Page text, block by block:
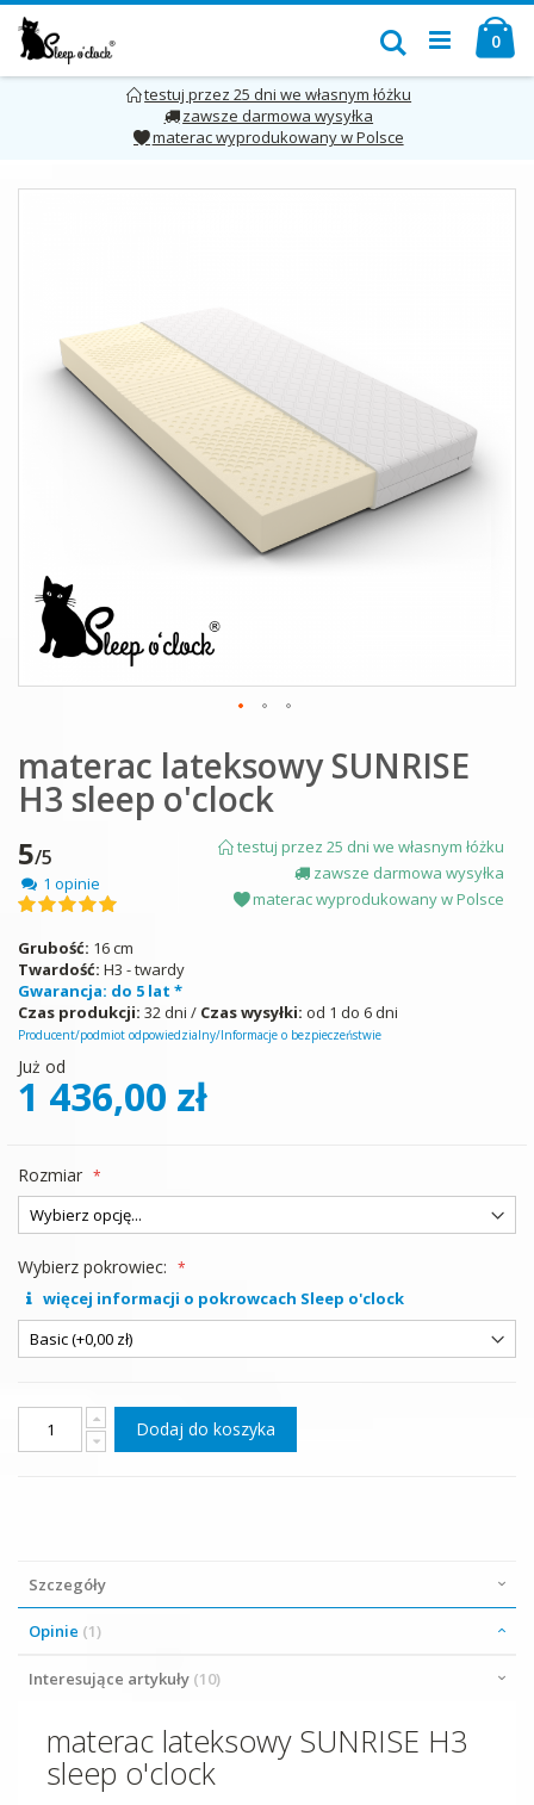
testuj przez 25 dni we własnym łóżku
zawsze darmowa wysyłka
materac wyprodukowany w Polsce
Przejdź
do
treści
0
Szukaj
materac lateksowy SUNRISE
H3 sleep o'clock
5/5
1 opinie
Ocena:
testuj przez 25 dni we własnym łóżku
zawsze darmowa wysyłka
materac wyprodukowany w Polsce
Grubość: 16 cm
Twardość: H3 - twardy
Gwarancja: do 5 lat *
Czas produkcji: 32 dni / Czas wysyłki: od 1 do 6 dni
Producent/podmiot odpowiedzialny/Informacje o bezpieczeństwie
Już od
1 436,00 zł
Rozmiar
Wybierz pokrowiec:
więcej informacji o pokrowcach Sleep o'clock
Dodaj do koszyka
gallery
to
the
beginning
the
images
gallery
Szczegóły
Opinie 1
Interesujące artykuły 10
materac lateksowy SUNRISE H3
sleep o'clock